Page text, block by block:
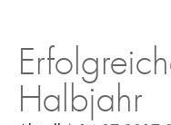
Halbjahr